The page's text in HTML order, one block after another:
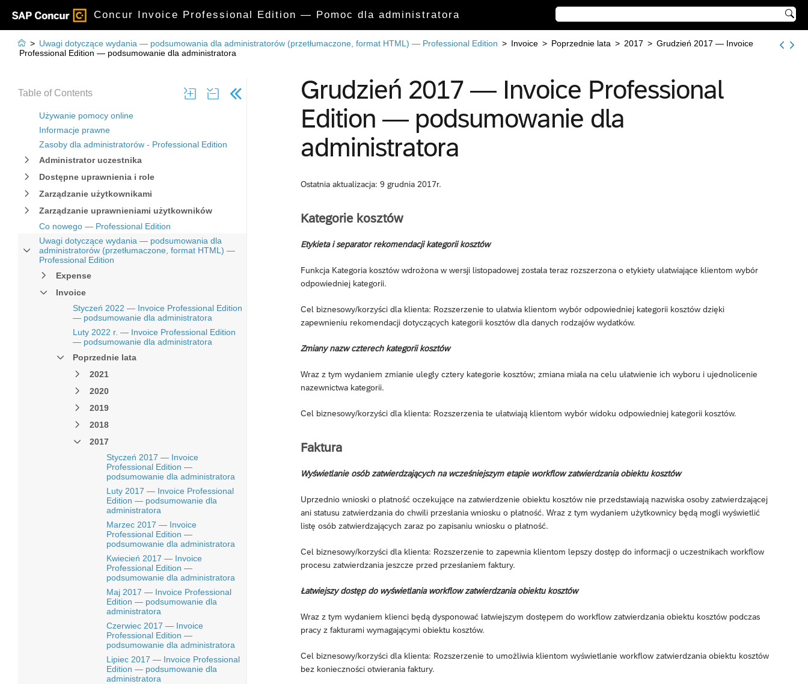
Concur Invoice Professional Edition — Pomoc dla administratora 
Table of Contents
Używanie pomocy online
Informacje prawne
Zasoby dla administratorów - Professional Edition
Administrator uczestnika
Dostępne uprawnienia i role
Zarządzanie użytkownikami
Zarządzanie uprawnieniami użytkowników
Co nowego — Professional Edition
Uwagi dotyczące wydania — podsumowania dla
administratorów (przetłumaczone, format HTML) —
Professional Edition
Expense
Invoice
Styczeń 2022 — Invoice Professional Edition
— podsumowanie dla administratora
Luty 2022 r. — Invoice Professional Edition
— podsumowanie dla administratora
Poprzednie lata
2021
2020
2019
2018
2017
Styczeń 2017 — Invoice
Professional Edition —
podsumowanie dla administratora
Luty 2017 — Invoice Professional
Edition — podsumowanie dla
administratora
Marzec 2017 — Invoice
Professional Edition —
podsumowanie dla administratora
Kwiecień 2017 — Invoice
Professional Edition —
podsumowanie dla administratora
Maj 2017 — Invoice Professional
Edition — podsumowanie dla
administratora
Czerwiec 2017 — Invoice
Professional Edition —
podsumowanie dla administratora
Lipiec 2017 — Invoice Professional
Edition — podsumowanie dla
administratora
 > Uwagi dotyczące wydania — podsumowania dla administratorów (przetłumaczone, format HTML) — Professional Edition > Invoice > Poprzednie lata > 2017 > Grudzień 2017 — Invoice
Professional Edition — podsumowanie dla administratora
Grudzień 2017 — Invoice Professional
Edition — podsumowanie dla
administratora
Ostatnia aktualizacja: 9 grudnia 2017r.
Kategorie kosztów
Etykieta i separator rekomendacji kategorii kosztów
Funkcja Kategoria kosztów wdrożona w wersji listopadowej została teraz rozszerzona o etykiety ułatwiające klientom wybór
odpowiedniej kategorii.
Cel biznesowy/korzyści dla klienta: Rozszerzenie to ułatwia klientom wybór odpowiedniej kategorii kosztów dzięki
zapewnieniu rekomendacji dotyczących kategorii kosztów dla danych rodzajów wydatków.
Zmiany nazw czterech kategorii kosztów
Wraz z tym wydaniem zmianie uległy cztery kategorie kosztów; zmiana miała na celu ułatwienie ich wyboru i ujednolicenie
nazewnictwa kategorii.
Cel biznesowy/korzyści dla klienta: Rozszerzenia te ułatwiają klientom wybór widoku odpowiedniej kategorii kosztów.
Faktura
Wyświetlanie osób zatwierdzających na wcześniejszym etapie workflow zatwierdzania obiektu kosztów
Uprzednio wnioski o płatność oczekujące na zatwierdzenie obiektu kosztów nie przedstawiają nazwiska osoby zatwierdzającej
ani statusu zatwierdzania do chwili przesłania wniosku o płatność. Wraz z tym wydaniem użytkownicy będą mogli wyświetlić
listę osób zatwierdzających zaraz po zapisaniu wniosku o płatność.
Cel biznesowy/korzyści dla klienta: Rozszerzenie to zapewnia klientom lepszy dostęp do informacji o uczestnikach workflow
procesu zatwierdzania jeszcze przed przesłaniem faktury.
Łatwiejszy dostęp do wyświetlania workflow zatwierdzania obiektu kosztów
Wraz z tym wydaniem klienci będą dysponować łatwiejszym dostępem do workflow zatwierdzania obiektu kosztów podczas
pracy z fakturami wymagającymi obiektu kosztów.
Cel biznesowy/korzyści dla klienta: Rozszerzenie to umożliwia klientom wyświetlanie workflow zatwierdzania obiektu kosztów
bez konieczności otwierania faktury.